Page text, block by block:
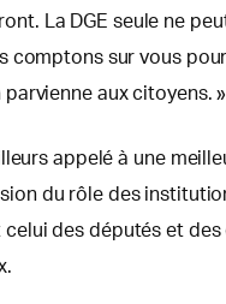
La DGE seule ne
comptons sur vous
aux citoyens. »
appelé à une
du rôle des
celui des députés et des